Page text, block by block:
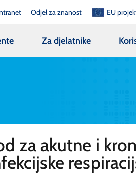
Odjel za znanost EU
Za djelatnike
za akutne i